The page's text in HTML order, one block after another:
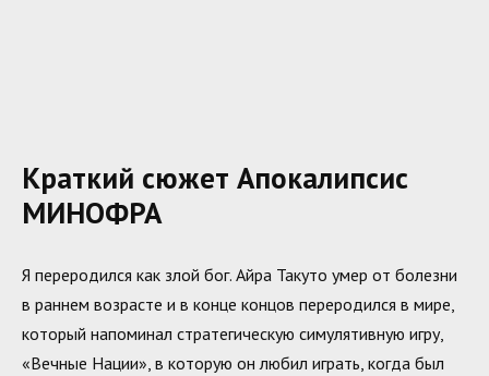
Краткий сюжет Апокалипсис
МИНОФРА
Я переродился как злой бог. Айра Такуто умер от болезни
в раннем возрасте и в конце концов переродился в мире,
который напоминал стратегическую симулятивную игру,
«Вечные Нации», в которую он любил играть, когда был